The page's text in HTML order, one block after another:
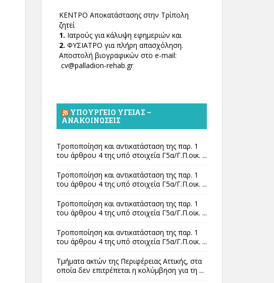
ΚΕΝΤΡΟ Αποκατάστασης στην Τρίπολη
ζητεί
1. Ιατρούς για κάλυψη εφημεριών και
2. ΦΥΣΙΑΤΡΟ για πλήρη απασχόληση.
Αποστολή βιογραφικών στο e-mail:
cv@palladion-rehab.gr
ΥΠΟΥΡΓΕΊΟ ΥΓΕΊΑΣ –
ΑΝΑΚΟΙΝΏΣΕΙΣ
Τροποποίηση και αντικατάσταση της παρ. 1
του άρθρου 4 της υπό στοιχεία Γ5α/Γ.Π.οικ. ...
Τροποποίηση και αντικατάσταση της παρ. 1
του άρθρου 4 της υπό στοιχεία Γ5α/Γ.Π.οικ. ...
Τροποποίηση και αντικατάσταση της παρ. 1
του άρθρου 4 της υπό στοιχεία Γ5α/Γ.Π.οικ. ...
Τροποποίηση και αντικατάσταση της παρ. 1
του άρθρου 4 της υπό στοιχεία Γ5α/Γ.Π.οικ. ...
Τμήματα ακτών της Περιφέρειας Αττικής, στα
οποία δεν επιτρέπεται η κολύμβηση για τη ...